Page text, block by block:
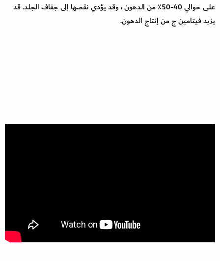
على حوالي 40-50٪ من الدهون ، وقد يؤدي نقصها إلى جفاف الجلد. قد
يزيد فيتامين ج من إنتاج الدهون.